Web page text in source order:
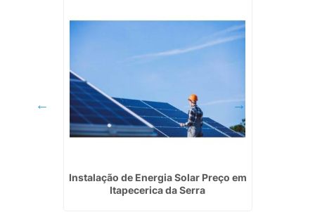
Instalação de Energia Solar Preço em
Itapecerica da Serra